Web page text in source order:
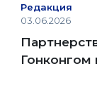
Редакция
03.06.2026
Гонконгом